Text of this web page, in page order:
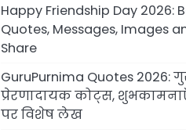
Happy Friendship Day 2026:
Quotes, Messages, Images
Share
GuruPurnima Quotes 2026:
प्रेरणादायक कोट्स,
पर विशेष लेख